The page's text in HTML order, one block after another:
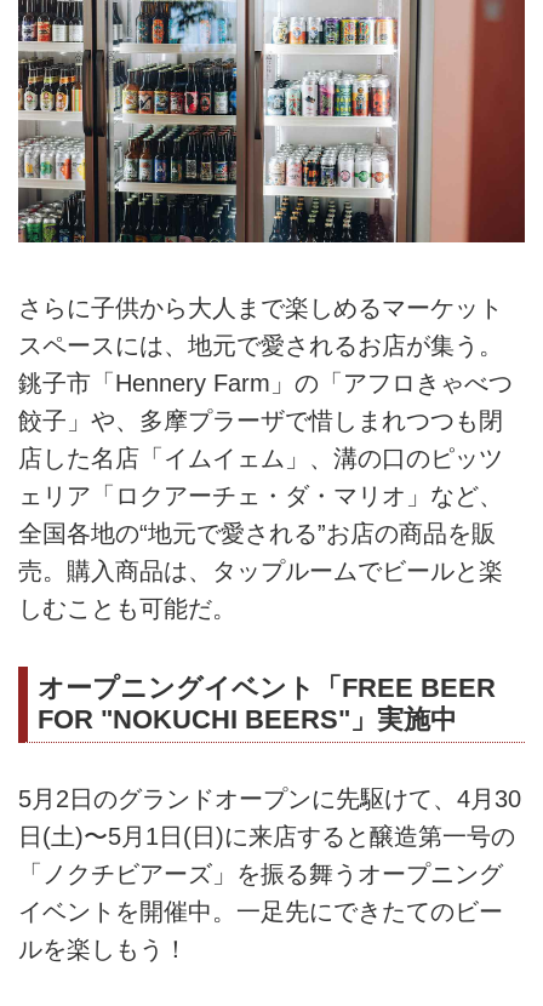
さらに子供から大人まで楽しめるマーケット
スペースには、地元で愛されるお店が集う。
銚子市「Hennery Farm」の「アフロきゃべつ
餃子」や、多摩プラーザで惜しまれつつも閉
店した名店「イムイェム」、溝の口のピッツ
ェリア「ロクアーチェ・ダ・マリオ」など、
全国各地の“地元で愛される”お店の商品を販
売。購入商品は、タップルームでビールと楽
しむことも可能だ。
オープニングイベント「FREE BEER
FOR "NOKUCHI BEERS"」実施中
5月2日のグランドオープンに先駆けて、4月30
日(土)〜5月1日(日)に来店すると醸造第一号の
「ノクチビアーズ」を振る舞うオープニング
イベントを開催中。一足先にできたてのビー
ルを楽しもう！